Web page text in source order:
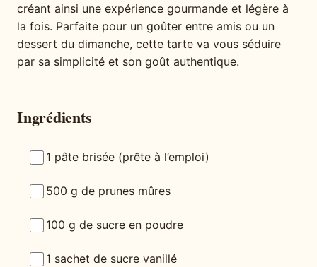
créant ainsi une expérience gourmande et légère à
la fois. Parfaite pour un goûter entre amis ou un
dessert du dimanche, cette tarte va vous séduire
par sa simplicité et son goût authentique.
Ingrédients
1 pâte brisée (prête à l’emploi)
500 g de prunes mûres
100 g de sucre en poudre
1 sachet de sucre vanillé